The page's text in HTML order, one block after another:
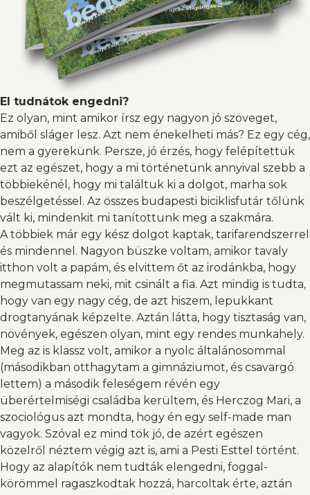
El tudnátok engedni?
Ez olyan, mint amikor írsz egy nagyon jó szöveget,
amiből sláger lesz. Azt nem énekelheti más? Ez egy cég,
nem a gyerekünk. Persze, jó érzés, hogy felépítettük
ezt az egészet, hogy a mi történetünk annyival szebb a
többiekénél, hogy mi találtuk ki a dolgot, marha sok
beszélgetéssel. Az összes budapesti biciklisfutár tőlünk
vált ki, mindenkit mi tanítottunk meg a szakmára.
A többiek már egy kész dolgot kaptak, tarifarendszerrel
és mindennel. Nagyon büszke voltam, amikor tavaly
itthon volt a papám, és elvittem őt az irodánkba, hogy
megmutassam neki, mit csinált a fia. Azt mindig is tudta,
hogy van egy nagy cég, de azt hiszem, lepukkant
drogtanyának képzelte. Aztán látta, hogy tisztaság van,
növények, egészen olyan, mint egy rendes munkahely.
Meg az is klassz volt, amikor a nyolc általánosommal
(másodikban otthagytam a gimnáziumot, és csavargó
lettem) a második feleségem révén egy
überértelmiségi családba kerültem, és Herczog Mari, a
szociológus azt mondta, hogy én egy self-made man
vagyok. Szóval ez mind tök jó, de azért egészen
közelről néztem végig azt is, ami a Pesti Esttel történt.
Hogy az alapítók nem tudták elengedni, foggal-
körömmel ragaszkodtak hozzá, harcoltak érte, aztán